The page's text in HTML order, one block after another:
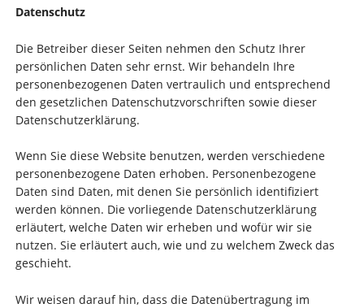
Datenschutz
Die Betreiber dieser Seiten nehmen den Schutz Ihrer
persönlichen Daten sehr ernst. Wir behandeln Ihre
personenbezogenen Daten vertraulich und entsprechend
den gesetzlichen Datenschutzvorschriften sowie dieser
Datenschutzerklärung.
Wenn Sie diese Website benutzen, werden verschiedene
personenbezogene Daten erhoben. Personenbezogene
Daten sind Daten, mit denen Sie persönlich identifiziert
werden können. Die vorliegende Datenschutzerklärung
erläutert, welche Daten wir erheben und wofür wir sie
nutzen. Sie erläutert auch, wie und zu welchem Zweck das
geschieht.
Wir weisen darauf hin, dass die Datenübertragung im